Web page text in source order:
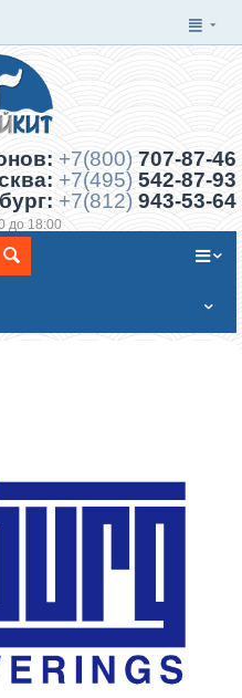
+7(800) 707-87-46
+7(495) 542-87-93
+7(812) 943-53-64
до 18:00
звонок